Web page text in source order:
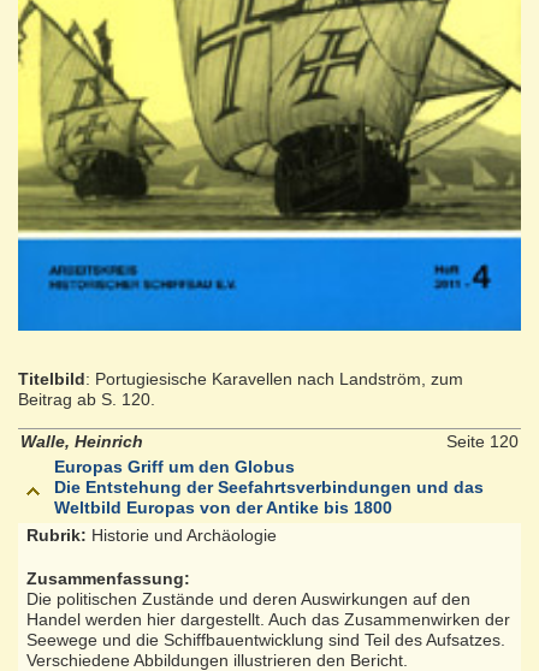
Titelbild: Portugiesische Karavellen nach Landström, zum
Beitrag ab S. 120.
Walle, Heinrich
Seite 120
Europas Griff um den Globus
Die Entstehung der Seefahrtsverbindungen und das
Weltbild Europas von der Antike bis 1800
Rubrik: Historie und Archäologie
Zusammenfassung:
Die politischen Zustände und deren Auswirkungen auf den
Handel werden hier dargestellt. Auch das Zusammenwirken der
Seewege und die Schiffbauentwicklung sind Teil des Aufsatzes.
Verschiedene Abbildungen illustrieren den Bericht.